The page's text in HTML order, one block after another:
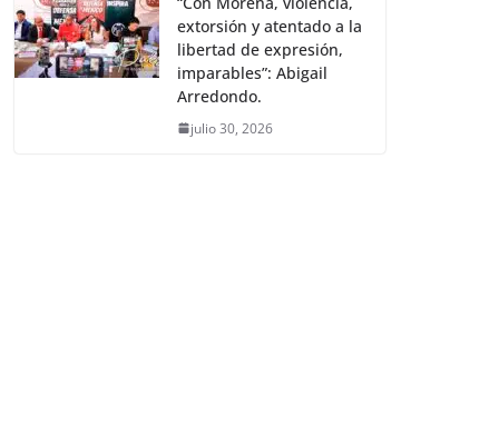
extorsión y atentado a la
libertad de expresión,
imparables”: Abigail
Arredondo.
julio 30, 2026